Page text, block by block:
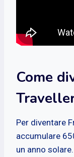
Come
Per diventare
accumulare
un anno